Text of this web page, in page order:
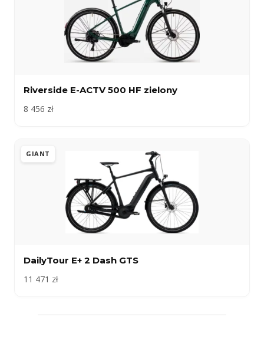
Riverside E-ACTV 500 HF zielony
8 456 zł
GIANT
DailyTour E+ 2 Dash GTS
11 471 zł